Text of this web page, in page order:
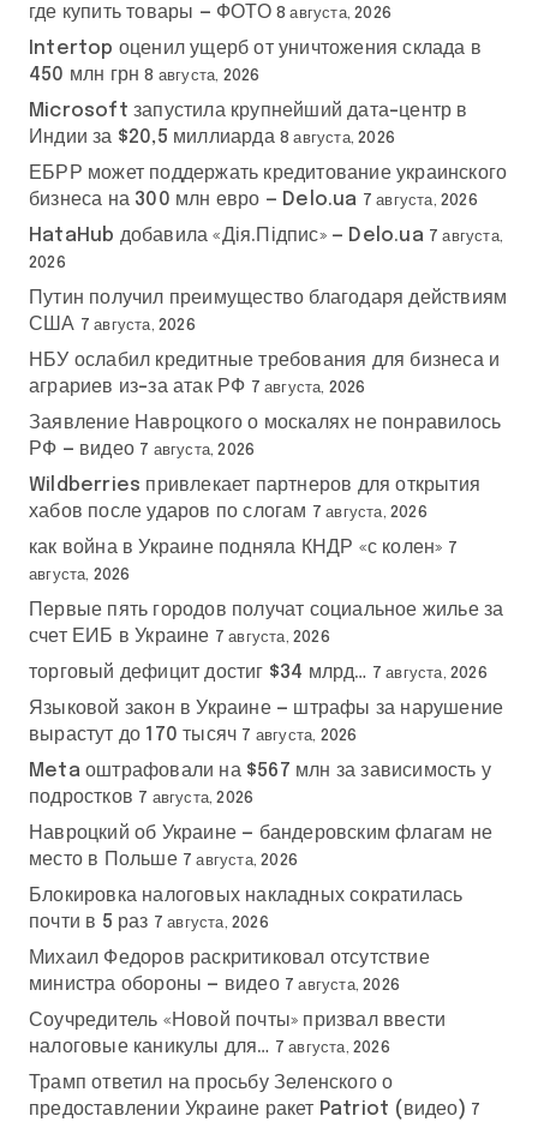
где купить товары — ФОТО 8 августа, 2026
Intertop оценил ущерб от уничтожения склада в
450 млн грн 8 августа, 2026
Microsoft запустила крупнейший дата-центр в
Индии за $20,5 миллиарда 8 августа, 2026
ЕБРР может поддержать кредитование украинского
бизнеса на 300 млн евро — Delo.ua 7 августа, 2026
HataHub добавила «Дія.Підпис» — Delo.ua 7 августа,
2026
Путин получил преимущество благодаря действиям
США 7 августа, 2026
НБУ ослабил кредитные требования для бизнеса и
аграриев из-за атак РФ 7 августа, 2026
Заявление Навроцкого о москалях не понравилось
РФ — видео 7 августа, 2026
Wildberries привлекает партнеров для открытия
хабов после ударов по слогам 7 августа, 2026
как война в Украине подняла КНДР «с колен» 7
августа, 2026
Первые пять городов получат социальное жилье за
счет ЕИБ в Украине 7 августа, 2026
торговый дефицит достиг $34 млрд… 7 августа, 2026
Языковой закон в Украине — штрафы за нарушение
вырастут до 170 тысяч 7 августа, 2026
Meta оштрафовали на $567 млн за зависимость у
подростков 7 августа, 2026
Навроцкий об Украине — бандеровским флагам не
место в Польше 7 августа, 2026
Блокировка налоговых накладных сократилась
почти в 5 раз 7 августа, 2026
Михаил Федоров раскритиковал отсутствие
министра обороны — видео 7 августа, 2026
Соучредитель «Новой почты» призвал ввести
налоговые каникулы для… 7 августа, 2026
Трамп ответил на просьбу Зеленского о
предоставлении Украине ракет Patriot (видео) 7